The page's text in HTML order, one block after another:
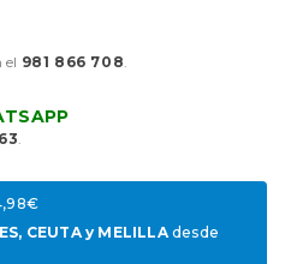
el 981 866 708
CEUTA y MELILLAdesde